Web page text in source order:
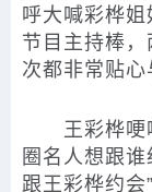
呼大喊彩桦姐
节目主持棒
次都非常贴心
王彩桦哽咽
圈名人想跟
跟王彩桦约会